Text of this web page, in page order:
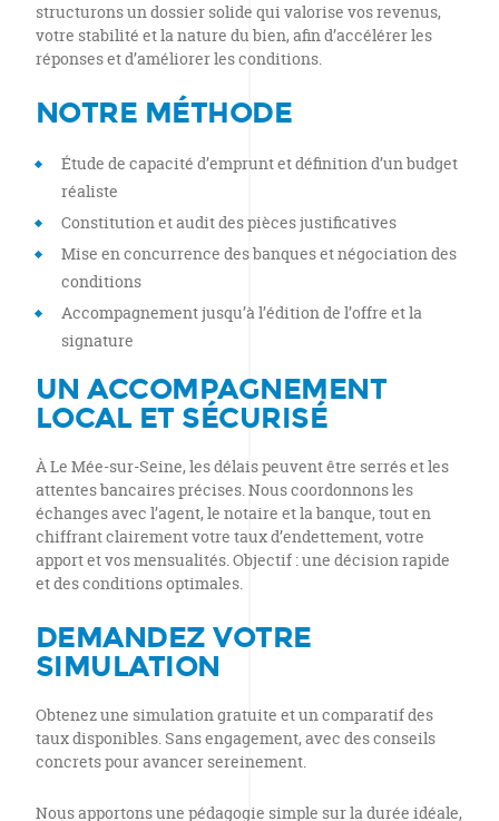
structurons un dossier solide qui valorise vos revenus,
votre stabilité et la nature du bien, afin d’accélérer les
réponses et d’améliorer les conditions.
NOTRE MÉTHODE
Étude de capacité d’emprunt et définition d’un budget
réaliste
Constitution et audit des pièces justificatives
Mise en concurrence des banques et négociation des
conditions
Accompagnement jusqu’à l’édition de l’offre et la
signature
UN ACCOMPAGNEMENT
LOCAL ET SÉCURISÉ
À Le Mée-sur-Seine, les délais peuvent être serrés et les
attentes bancaires précises. Nous coordonnons les
échanges avec l’agent, le notaire et la banque, tout en
chiffrant clairement votre taux d’endettement, votre
apport et vos mensualités. Objectif : une décision rapide
et des conditions optimales.
DEMANDEZ VOTRE
SIMULATION
Obtenez une simulation gratuite et un comparatif des
taux disponibles. Sans engagement, avec des conseils
concrets pour avancer sereinement.
Nous apportons une pédagogie simple sur la durée idéale,